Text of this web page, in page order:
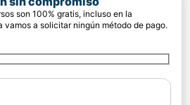
son 100% gratis, incluso en la
a solicitar ningún método de pago.